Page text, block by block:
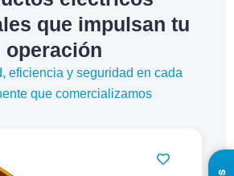
que impulsan tu
operación
eficiencia y seguridad en cada
que comercializamos